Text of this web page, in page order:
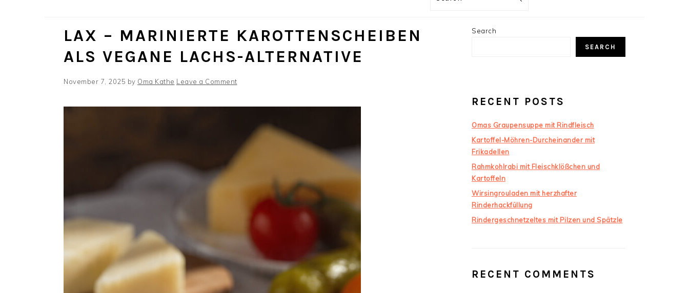
LAX – MARINIERTE KAROTTENSCHEIBEN
ALS VEGANE LACHS-ALTERNATIVE
November 7, 2025 by Oma Kathe Leave a Comment
PRIMARY
Search
SEARCH
RECENT POSTS
Omas Graupensuppe mit Rindfleisch
Kartoffel-Möhren-Durcheinander mit
Frikadellen
Rahmkohlrabi mit Fleischklößchen und
Kartoffeln
Wirsingrouladen mit herzhafter
Rinderhackfüllung
Rindergeschnetzeltes mit Pilzen und Spätzle
RECENT COMMENTS